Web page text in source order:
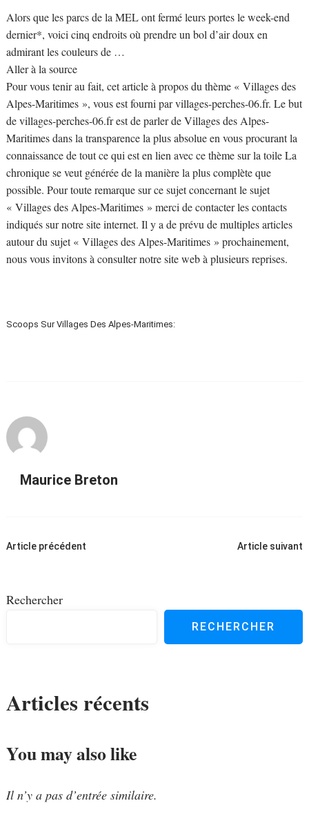
Alors que les parcs de la MEL ont fermé leurs portes le week-end
dernier*, voici cinq endroits où prendre un bol d’air doux en
admirant les couleurs de …
Aller à la source
Pour vous tenir au fait, cet article à propos du thème « Villages des
Alpes-Maritimes », vous est fourni par villages-perches-06.fr. Le but
de villages-perches-06.fr est de parler de Villages des Alpes-
Maritimes dans la transparence la plus absolue en vous procurant la
connaissance de tout ce qui est en lien avec ce thème sur la toile La
chronique se veut générée de la manière la plus complète que
possible. Pour toute remarque sur ce sujet concernant le sujet
« Villages des Alpes-Maritimes » merci de contacter les contacts
indiqués sur notre site internet. Il y a de prévu de multiples articles
autour du sujet « Villages des Alpes-Maritimes » prochainement,
nous vous invitons à consulter notre site web à plusieurs reprises.
Scoops Sur Villages Des Alpes-Maritimes:
Maurice Breton
Navigation
Article précédent Article suivant
Rechercher
RECHERCHER
Articles récents
You may also like
Il n’y a pas d’entrée similaire.